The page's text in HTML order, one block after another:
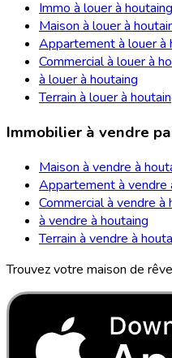
Immo à louer à houtaing
Maison à louer à
Appartement à louer à
Commercial à louer à
à louer à houtaing
Terrain à louer à
Immobilier à vendre
Maison à vendre à
Appartement à vendre
Commercial à vendre à
à vendre à houtaing
Terrain à vendre à
Trouvez votre maison de